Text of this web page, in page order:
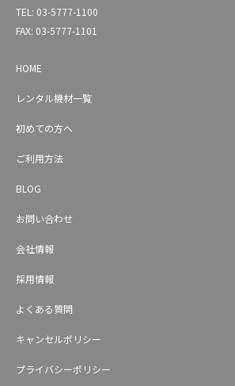
TEL: 03-5777-1100
FAX: 03-5777-1101
HOME
レンタル機材一覧
初めての方へ
ご利用方法
BLOG
お問い合わせ
会社情報
採用情報
よくある質問
キャンセルポリシー
プライバシーポリシー